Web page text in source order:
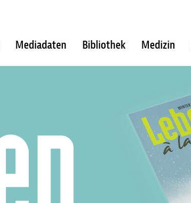
Mediadaten Bibliothek Medizin